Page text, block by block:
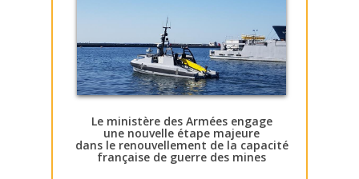
Le ministère des Armées engage
une nouvelle étape majeure
dans le renouvellement de la capacité
française de guerre des mines